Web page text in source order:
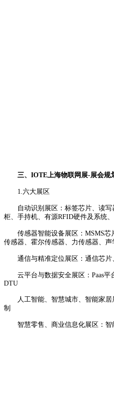
三、IOTE上海物联网展-展会规
1.六大展区
自动识别展区：标签芯片、读写
柜、手持机、有源RFID硬件及系统
传感器智能设备展区：MSMS芯片
传感器、霍尔传感器、力传感器、
通信与精准定位展区：通信芯片
云平台与数据安全展区：Paas平
DTU
人工智能、智慧城市、智能家居
制
智慧零售、商业信息化展区：智